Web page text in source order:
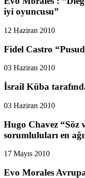
iyi oyuncusu”
12 Haziran 2010
Fidel Castro
03 Haziran 2010
İsrail Küba
03 Haziran 2010
Hugo Chavez “Söz
sorumluluları en
17 Mayıs 2010
Evo Morales